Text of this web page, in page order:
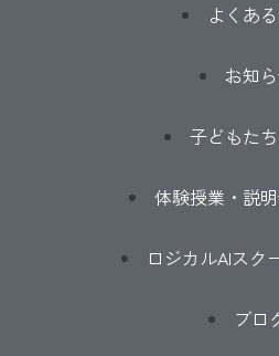
よくあ
お知
子どもた
体験授業・説
ロジカルAIスク
ブロ